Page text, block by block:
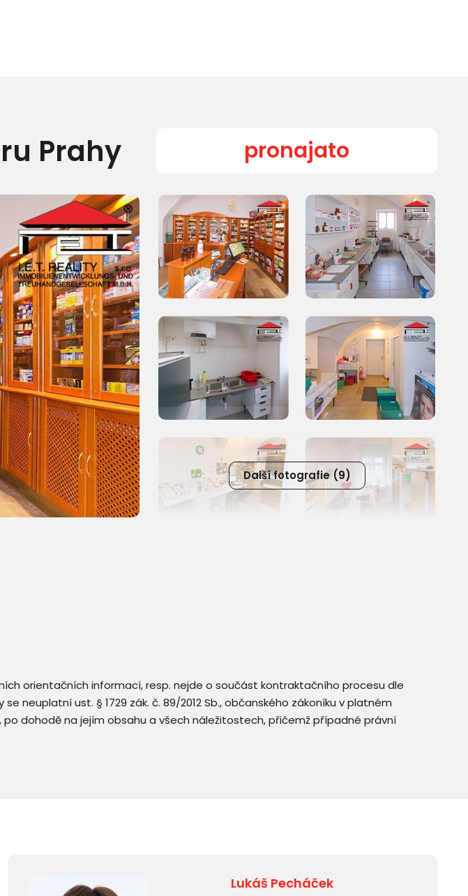
Prahy pronajato
Další fotografie (9)
orientačních informací, resp. nejde o součást kontraktačního procesu dle
neuplatní ust. § 1729 zák. č. 89/2012 Sb., občanského zákoníku v platném
dohodě na jejím obsahu a všech náležitostech, přičemž případné právní
Lukáš Pecháček